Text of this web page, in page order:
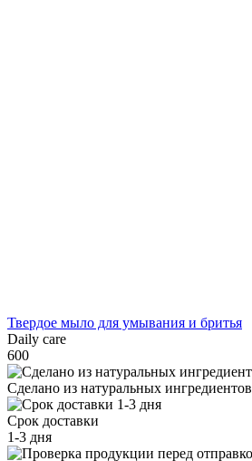
Твердое мыло для умывания и бритья
Daily care
600
Сделано из натуральных ингредиентов
Срок доставки
1-3 дня